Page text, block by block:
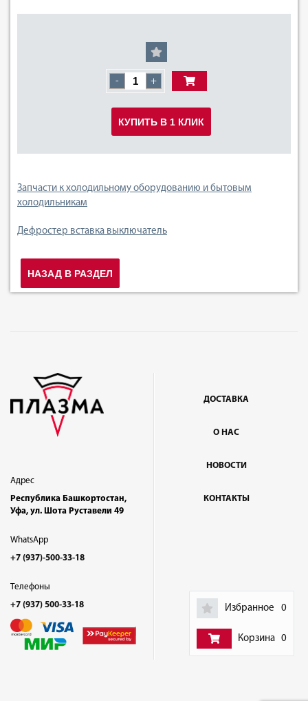
Избранное 0
Корзина 0
- +
КУПИТЬ В 1 КЛИК
Запчасти к холодильному оборудованию и бытовым
холодильникам
Дефростер вставка выключатель
НАЗАД В РАЗДЕЛ
Адрес
Республика Башкортостан,
Уфа, ул. Шота Руставели 49
WhatsApp
+7 (937)-500-33-18
Телефоны
+7 (937) 500-33-18
ДОСТАВКА
О НАС
НОВОСТИ
КОНТАКТЫ